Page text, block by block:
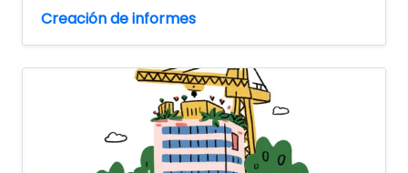
Creación de informes